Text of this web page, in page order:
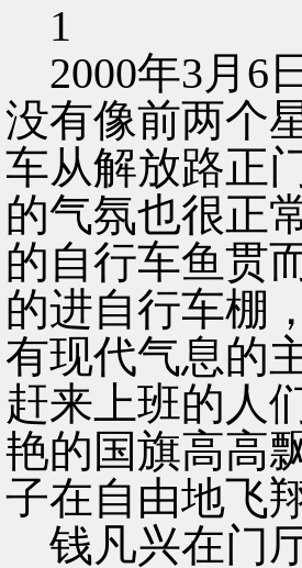
1
2000年3月6
没有像前两个
车从解放路正
的气氛也很正
的自行车鱼贯
的进自行车棚
有现代气息的
赶来上班的人
艳的国旗高高
子在自由地飞翔
钱凡兴在门